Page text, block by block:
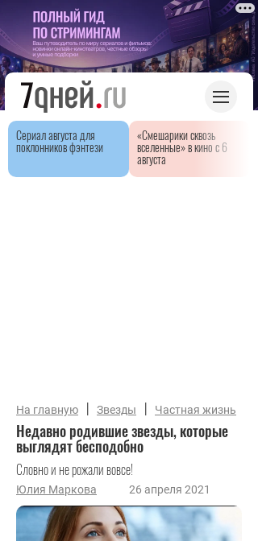
Сериал августа для
поклонников фэнтези
«Смешарики сквозь
вселенные» в кино с 6
августа
На главную | Звезды | Частная жизнь
Недавно родившие звезды, которые
выглядят бесподобно
Словно и не рожали вовсе!
Юлия Маркова 26 апреля 2021